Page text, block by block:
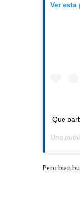
Ver esta
Que
Una
Pero bien